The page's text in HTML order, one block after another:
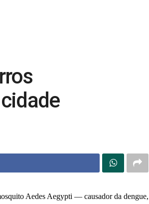
Aedes Aegypti — causador da dengue,